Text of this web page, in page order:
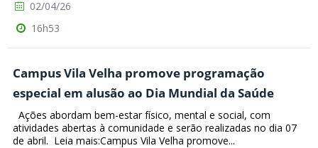
02/04/26
16h53
Campus Vila Velha promove programação
especial em alusão ao Dia Mundial da Saúde
Ações abordam bem-estar físico, mental e social, com
atividades abertas à comunidade e serão realizadas no dia 07
de abril. Leia mais:Campus Vila Velha promove...